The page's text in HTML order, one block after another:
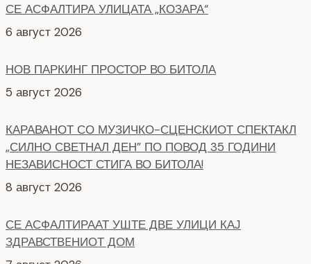
СЕ АСФАЛТИРА УЛИЦАТА „КОЗАРА“
6 август 2026
НОВ ПАРКИНГ ПРОСТОР ВО БИТОЛА
5 август 2026
КАРАВАНОТ СО МУЗИЧКО-СЦЕНСКИОТ СПЕКТАКЛ
„СИЛНО СВЕТНАЛ ДЕН” ПО ПОВОД 35 ГОДИНИ
НЕЗАВИСНОСТ СТИГА ВО БИТОЛА!
8 август 2026
СЕ АСФАЛТИРААТ УШТЕ ДВЕ УЛИЦИ КАЈ
ЗДРАВСТВEНИОТ ДОМ